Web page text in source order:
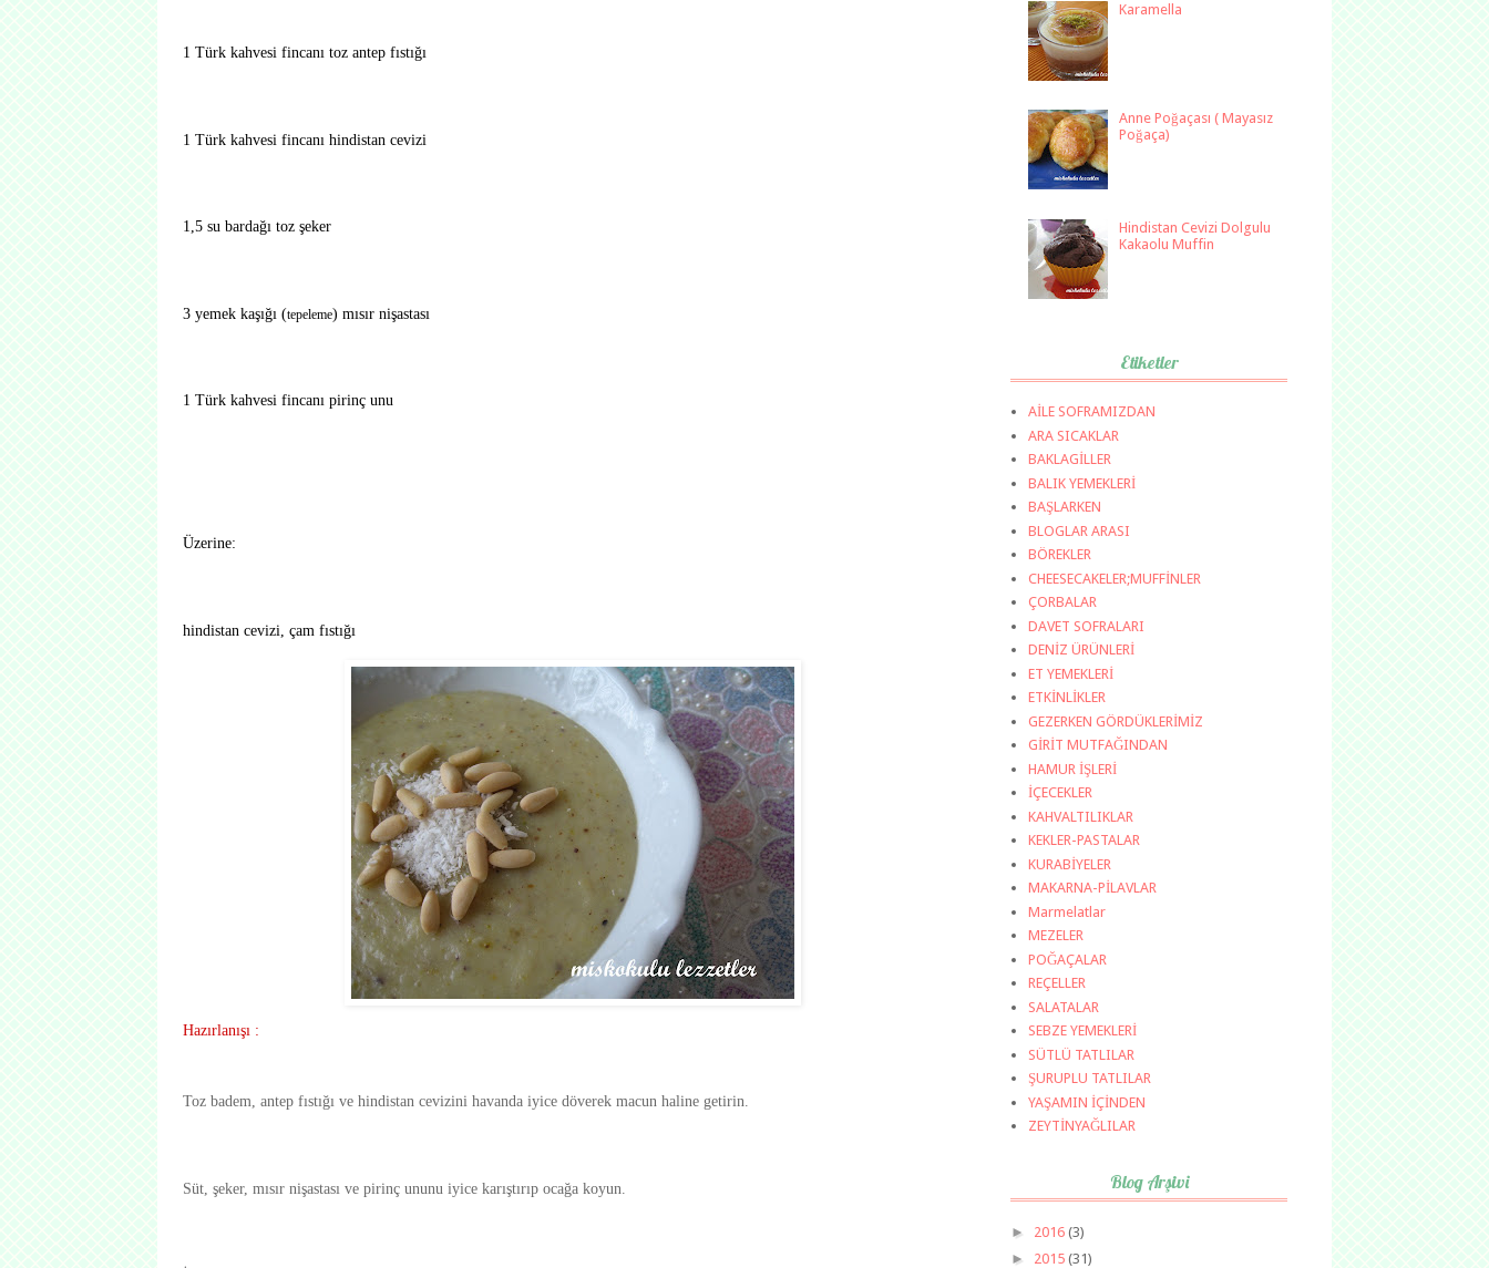
1 Türk kahvesi fincanı toz antep fıstığı
1 Türk kahvesi fincanı hindistan cevizi
1,5 su bardağı toz şeker
3 yemek kaşığı (tepeleme) mısır nişastası
1 Türk kahvesi fincanı pirinç unu
Üzerine:
hindistan cevizi, çam fıstığı
Hazırlanışı :
Toz badem, antep fıstığı ve hindistan cevizini havanda iyice döverek macun haline getirin.
Süt, şeker, mısır nişastası ve pirinç ununu iyice karıştırıp ocağa koyun.
Karamella
Anne Poğaçası ( Mayasız
Poğaça)
Hindistan Cevizi Dolgulu
Kakaolu Muffin
Etiketler
AİLE SOFRAMIZDAN
ARA SICAKLAR
BAKLAGİLLER
BALIK YEMEKLERİ
BAŞLARKEN
BLOGLAR ARASI
BÖREKLER
CHEESECAKELER;MUFFİNLER
ÇORBALAR
DAVET SOFRALARI
DENİZ ÜRÜNLERİ
ET YEMEKLERİ
ETKİNLİKLER
GEZERKEN GÖRDÜKLERİMİZ
GİRİT MUTFAĞINDAN
HAMUR İŞLERİ
İÇECEKLER
KAHVALTILIKLAR
KEKLER-PASTALAR
KURABİYELER
MAKARNA-PİLAVLAR
Marmelatlar
MEZELER
POĞAÇALAR
REÇELLER
SALATALAR
SEBZE YEMEKLERİ
SÜTLÜ TATLILAR
ŞURUPLU TATLILAR
YAŞAMIN İÇİNDEN
ZEYTİNYAĞLILAR
Blog Arşivi
► 2016 (3)
► 2015 (31)